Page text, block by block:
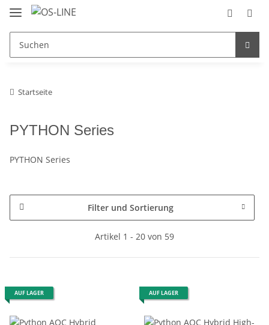
Startseite
PYTHON Series
PYTHON Series
Filter und Sortierung
Artikel 1 - 20 von 59
AUF LAGER AUF LAGER